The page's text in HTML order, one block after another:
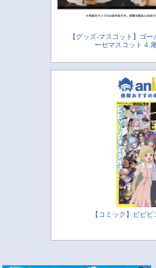
【グッズ-マスコット】ゴ
ーゼマスコット 4.
【コミック】ビビ